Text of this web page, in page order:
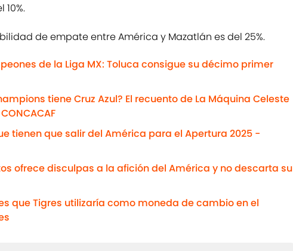
de empate entre América y Mazatlán es del 25%.
de la Liga MX: Toluca consigue su décimo primer
tiene Cruz Azul? El recuento de La Máquina Celeste
tienen que salir del América para el Apertura 2025 -
ofrece disculpas a la afición del América y no descarta su
que Tigres utilizaría como moneda de cambio en el